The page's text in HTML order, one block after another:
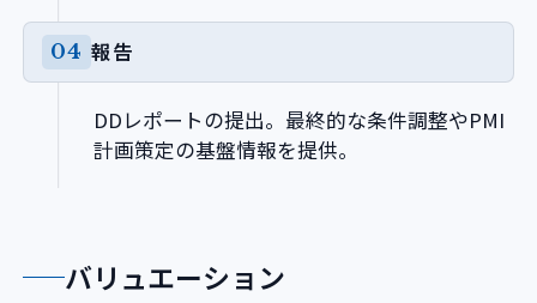
報告
DDレポートの提出。最終的な条件調整やPMI
計画策定の基盤情報を提供。
バリュエーション